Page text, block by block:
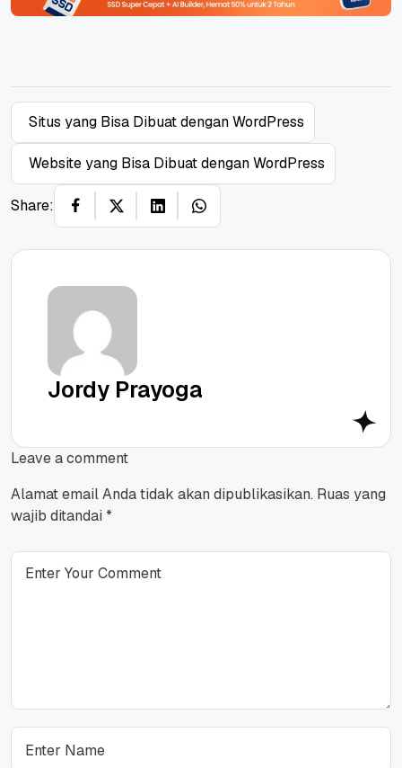
Situs yang Bisa Dibuat dengan WordPress
Website yang Bisa Dibuat dengan WordPress
Share:
Jordy Prayoga
Leave a comment
Alamat email Anda tidak akan dipublikasikan. Ruas yang
wajib ditandai *